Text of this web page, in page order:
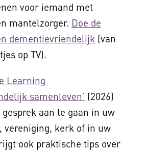
voor iemand met
mantelzorger. Doe de
dementievriendelijk (van
op TV).
Learning
samenleven’ (2026)
aan te gaan in uw
vereniging, kerk of in uw
ook praktische tips over